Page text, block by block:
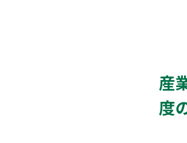
産
度